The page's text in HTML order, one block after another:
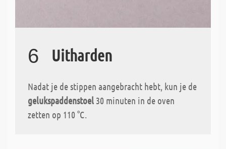
6 Uitharden
Nadat je de stippen aangebracht hebt, kun je de
gelukspaddenstoel 30 minuten in de oven
zetten op 110 °C.